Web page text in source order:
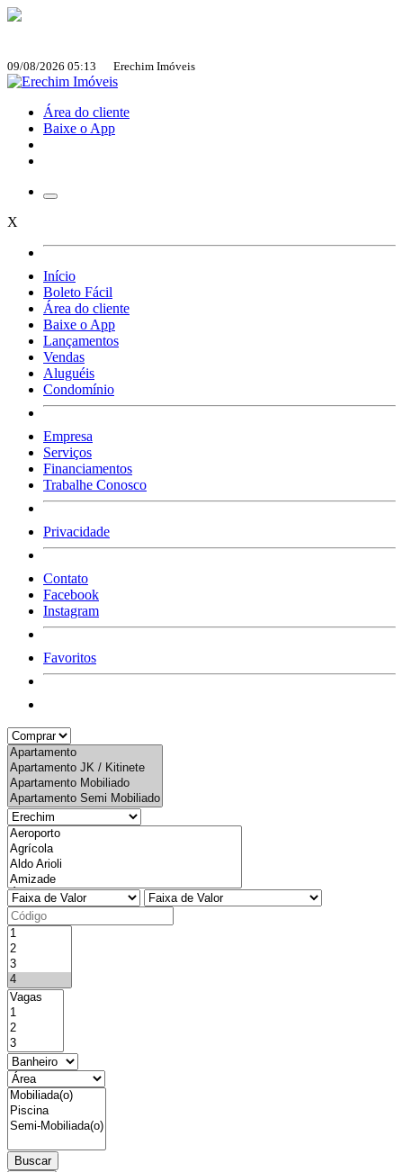
09/08/2026 05:13 Erechim Imóveis
Área do cliente
Baixe o App
X
Início
Boleto Fácil
Área do cliente
Baixe o App
Lançamentos
Vendas
Aluguéis
Condomínio
Empresa
Serviços
Financiamentos
Trabalhe Conosco
Privacidade
Contato
Facebook
Instagram
Favoritos
Buscar